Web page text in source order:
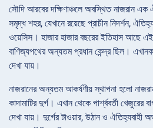
সৌদি আরবের দক্ষিণাঞ্চলে অবস্থিত নাজরান এক
সমৃদ্ধ শহর, যেখানে রয়েছে প্রাচীন নিদর্শন,
ওয়েসিস। হাজার হাজার বছরের ইতিহাস আছে
বাণিজ্যপথের অন্যতম প্রধান কেন্দ্র ছিল।
দেখা যায়।
নাজরানের অন্যতম আকর্ষণীয় স্থাপনা হলো
কাদামাটির দুর্গ। এখান থেকে পার্শ্ববর্তী খেজুরের
দেখা যায়। দুর্গের টাওয়ার, উঠান ও ঐতিহ্যবাহী